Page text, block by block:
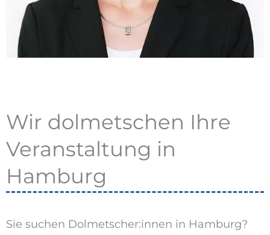
Wir dolmetschen Ihre
Veranstaltung in
Hamburg
Sie suchen Dolmetscher:innen in Hamburg?